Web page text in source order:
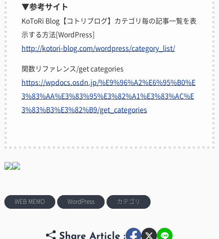
▼参考サイト
KoToRi Blog【コトリブログ】カテゴリ毎の記事一覧を表
示する方法[WordPress]
http://kotori-blog.com/wordpress/category_list/
関数リファレンス/get categories
https://wpdocs.osdn.jp/%E9%96%A2%E6%95%B0%E
3%83%AA%E3%83%95%E3%82%A1%E3%83%AC%E
3%83%B3%E3%82%B9/get_categories
WEB MEMO WordPress カテゴリ
Share Article :